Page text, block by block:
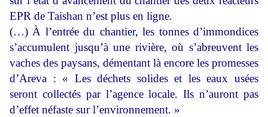
EPR de Taishan n’est plus en ligne.
(…) À l’entrée du chantier, les tonnes d’immondices
s’accumulent jusqu’à une rivière, où s’abreuvent les
vaches des paysans, démentant là encore les promesses
d’Areva : « Les déchets solides et les eaux usées
seront collectés par l’agence locale. Ils n’auront pas
d’effet néfaste sur l’environnement. »